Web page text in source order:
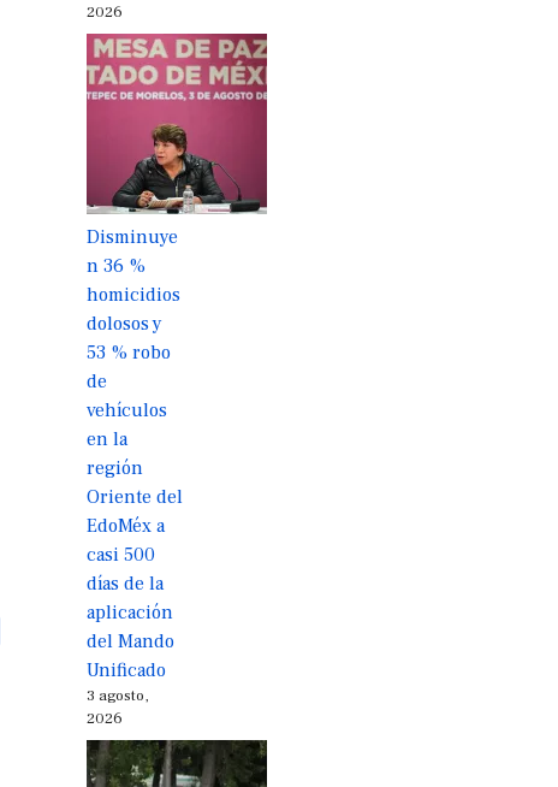
2026
Disminuye
n 36 %
homicidios
dolosos y
53 % robo
de
vehículos
en la
región
Oriente del
EdoMéx a
casi 500
días de la
aplicación
del Mando
Unificado
3 agosto,
2026